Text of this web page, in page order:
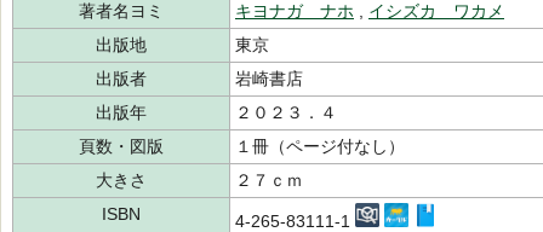
著者名ヨミ
キヨナガ ナホ
イシズカ ワカメ
出版地
東京
出版者
岩崎書店
出版年
２０２３．４
頁数・図版
１冊（ページ付なし）
大きさ
２７ｃｍ
ISBN
4-265-83111-1